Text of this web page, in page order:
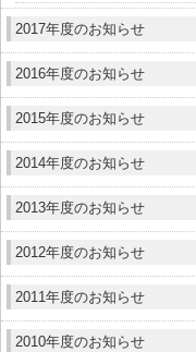
2017年度のお知らせ
2016年度のお知らせ
2015年度のお知らせ
2014年度のお知らせ
2013年度のお知らせ
2012年度のお知らせ
2011年度のお知らせ
2010年度のお知らせ